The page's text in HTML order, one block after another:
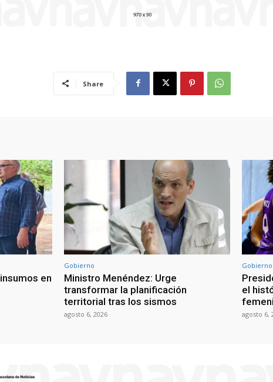
Share
en
Gobierno
Ministro Menéndez: Urge
transformar la planificación
territorial tras los sismos
agosto 6, 2026
Gobierno
el
agosto 6,